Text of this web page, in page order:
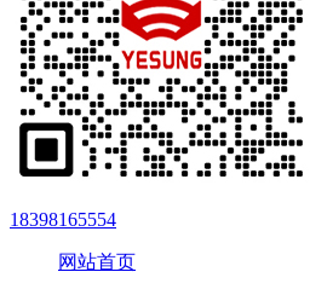
18398165554
网站首页